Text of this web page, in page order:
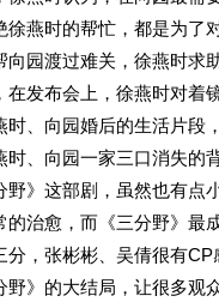
徐燕时的帮忙，都是为了
向园渡过难关，徐燕时求
在发布会上，徐燕时对着
时、向园婚后的生活片段
时、向园一家三口消失的
野》这部剧，虽然也有
的治愈，而《三分野》最
分，张彬彬、吴倩很有
野》的大结局，让很多